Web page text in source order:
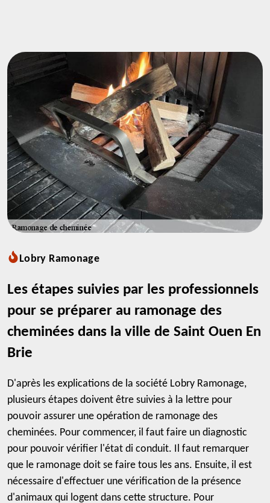
Lobry Ramonage
Les étapes suivies par les professionnels
pour se préparer au ramonage des
cheminées dans la ville de Saint Ouen En
Brie
D'après les explications de la société Lobry Ramonage,
plusieurs étapes doivent être suivies à la lettre pour
pouvoir assurer une opération de ramonage des
cheminées. Pour commencer, il faut faire un diagnostic
pour pouvoir vérifier l'état di conduit. Il faut remarquer
que le ramonage doit se faire tous les ans. Ensuite, il est
nécessaire d'effectuer une vérification de la présence
d'animaux qui logent dans cette structure. Pour